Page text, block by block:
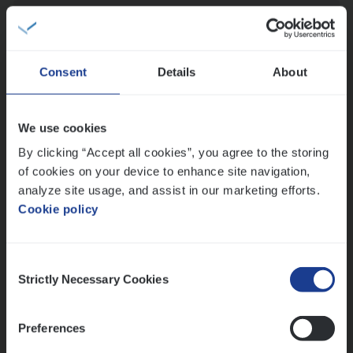
Consent Details About
We use cookies
By clicking “Accept all cookies”, you agree to the storing
of cookies on your device to enhance site navigation,
analyze site usage, and assist in our marketing efforts.
Cookie policy
Selection
Strictly Necessary Cookies
Preferences
Busi­ness Mana­ger Mari­ne Cargo
People Management, Sales Management
Antwerpen
Insu­ran­ce Bro­ker Trans­port
Sales Management
Antwerpen
Mathias houdt van diepgaande dossiers én droge